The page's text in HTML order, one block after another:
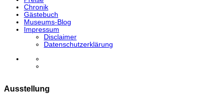
Chronik
Gästebuch
Museums-Blog
Impressum
Disclaimer
Datenschutzerklärung
Ausstellung